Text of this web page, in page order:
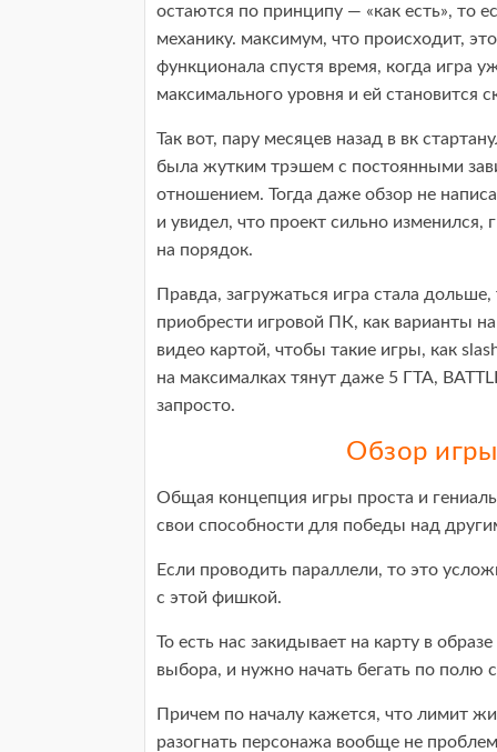
остаются по принципу — «как есть», то
механику. максимум, что происходит,
функционала спустя время, когда игра
максимального уровня и ей становится
Так вот, пару месяцев назад в вк
была жутким трэшем с постоянными
отношением. Тогда даже обзор не
и увидел, что проект сильно изменился,
на порядок.
Правда, загружаться игра стала
приобрести игровой ПК, как варианты
видео картой, чтобы такие игры, как
на максималках тянут даже 5 ГТА,
запросто.
Обзор
Общая концепция игры проста и
свои способности для победы над
Если проводить параллели, то это
с этой фишкой.
То есть нас закидывает на карту в
выбора, и нужно начать бегать по
Причем по началу кажется, что лимит
разогнать персонажа вообще не